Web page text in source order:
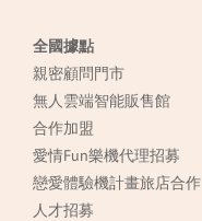
全國據點
親密顧問門市
無人雲端智能販售館
合作加盟
愛情Fun樂機代理招募
戀愛體驗機計畫旅店合作
人才招募